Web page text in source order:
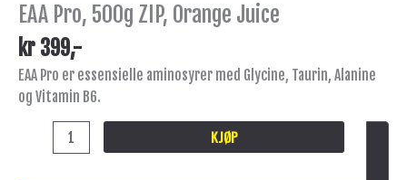
EAA Pro, 500g ZIP, Orange Juice
kr 399,-
EAA Pro er essensielle aminosyrer med Glycine, Taurin, Alanine
og Vitamin B6.
KJØP